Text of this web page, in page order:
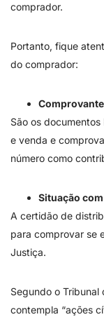
comprador.
Portanto, fique
do comprador:
Comprovante
São os
e venda e
número como
Situação
A certidão de
para comprovar se
Justiça.
Segundo o
contempla “ações